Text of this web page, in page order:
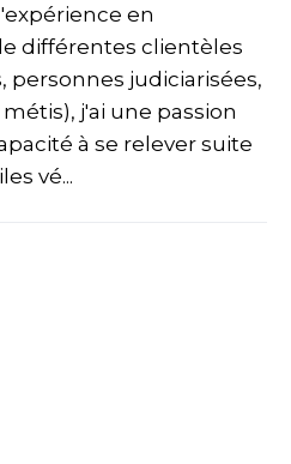
en
différentes clientèles
personnes judiciarisées,
j'ai une passion
à se relever suite
vé...